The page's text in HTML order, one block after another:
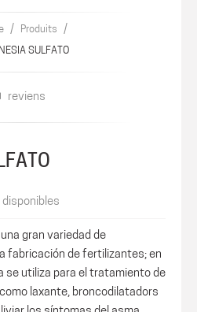
/ Produits /
SULFATO
reviens
gran variedad de
fabricación de fertilizantes; en
se utiliza para el tratamiento de
laxante, broncodilatadors